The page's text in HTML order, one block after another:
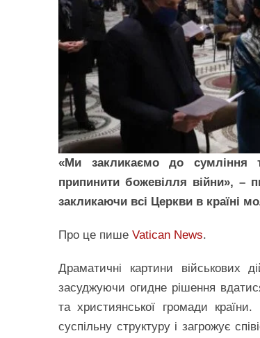
«Ми закликаємо до сумління
припинити божевілля війни», –
закликаючи всі Церкви в країні
Про це пише Vatican News.
Драматичні картини військових
засуджуючи огидне рішення
та християнської громади
суспільну структуру і загрожує